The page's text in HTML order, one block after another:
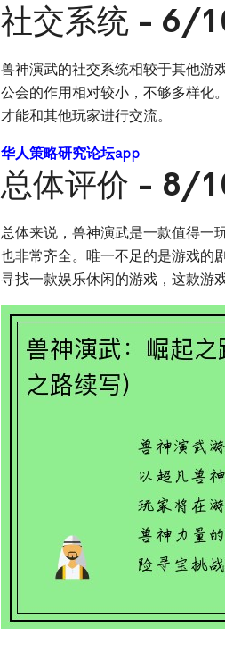
社交系统 - 6/
兽神演武的社交系统相较于其他游
公会的作用相对较小，不够多样化
才能和其他玩家进行交流。
华人策略研究论坛app
总体评价 - 8/
总体来说，兽神演武是一款值得一
也非常齐全。唯一不足的是游戏的
寻找一款娱乐休闲的游戏，这款游